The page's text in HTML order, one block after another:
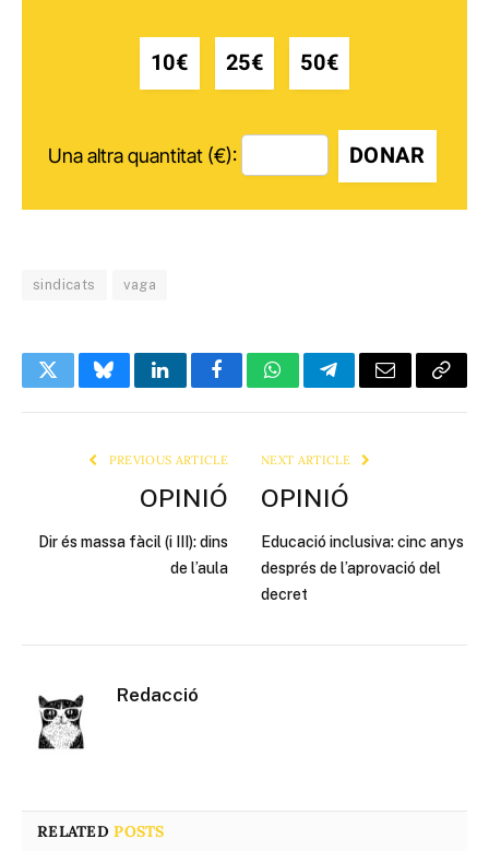
10€ 25€ 50€
Una altra quantitat (€): DONAR
sindicats vaga
TwitterBlueskyLinkedInFacebookWhatsAppTelegramEmail Copy
PREVIOUS ARTICLE
OPINIÓ
Dir és massa fàcil (i III): dins
de l’aula
NEXT ARTICLE
OPINIÓ
Educació inclusiva: cinc anys
després de l’aprovació del
decret
Redacció
RELATEDPOSTS